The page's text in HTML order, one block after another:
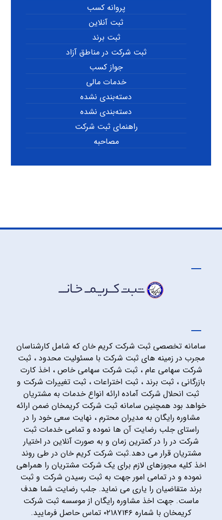
پروانه کسب
ثبت آنلاین
ثبت برند
ثبت شرکت در مناطق آزاد
جواز کسب
خدمات مالی
دسته‌بندی نشده
دسته‌بندی نشده
راهنمای ثبت شرکت
مصاحبه
سامانه تخصصی ثبت شرکت کریم خان که شامل کارشناسان
مجرب در زمینه های ثبت شرکت با مسئولیت محدود ، ثبت
شرکت سهامی عام ، ثبت شرکت سهامی خاص ، اخذ کارت
بازرگانی ، ثبت برند ، ثبت اختراعات ، ثبت تغییرات شرکت و
ثبت انحلال شرکت آماده ارائه انواع خدمات به مشتریان
خواهد بود همچنین سامانه ثبت شرکت کریمخان ضمن ارائه
مشاوره رایگان به مدیران محترم ، نهایت سعی خود را در
راستای جلب رضایت آن ها نموده و تمامی خدمات ثبت
شرکت در را در کمترین زمان و به صورت آنلاین در اختیار
مشتریان قرار می دهد.ثبت شرکت کریم خان در طی روند
اخذ کلیه مجوزهای لازم برای یک شرکت مشتریان را همراهی
نموده و در تمامی امور جهت به ثبت رسیدن شرکت و ثبت
برند متقاضیان را یاری می نماید. جلب رضایت شما هدف
ماست. جهت اخذ مشاوره رایگان از موسسه ثبت شرکت
کریمخان با شماره ۰۲۱۸۷۱۴۶ تماس حاصل فرمایید.